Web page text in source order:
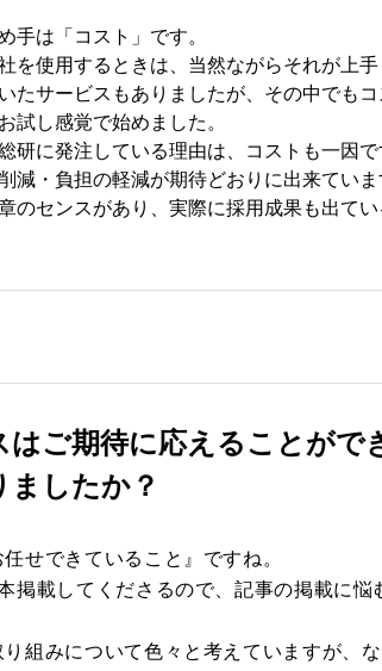
手は「コスト」です。
を使用するときは、当然ながらそれが上手
たサービスもありましたが、その中でも
試し感覚で始めました。
研に発注している理由は、コストも一因
減・負担の軽減が期待どおりに出来てい
のセンスがあり、実際に採用成果も出てい
はご期待に応えることがで
ましたか？
せできていること』ですね。
掲載してくださるので、記事の掲載に悩
組みについて色々と考えていますが、